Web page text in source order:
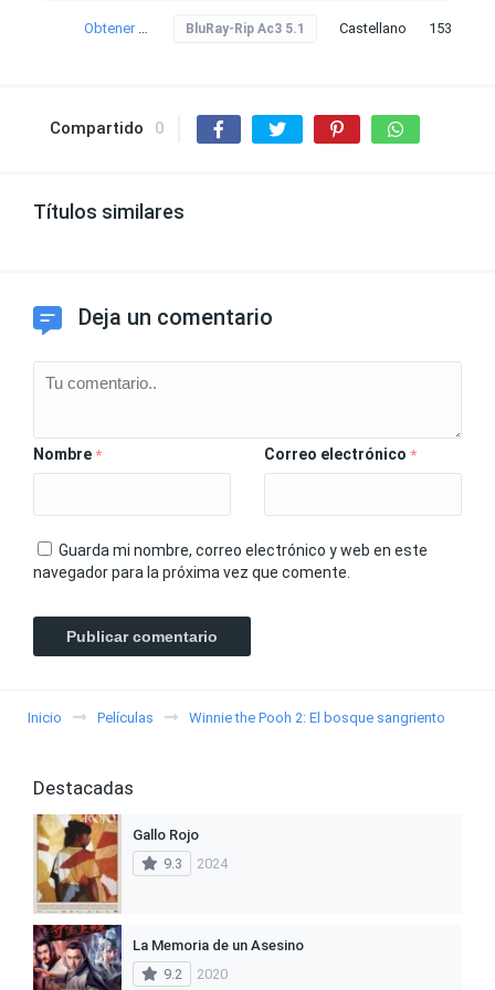
Obtener torrent BluRay-Rip Ac3 5.1 Castellano 153
Compartido 0
Títulos similares
Deja un comentario
Nombre * Correo electrónico *
Guarda mi nombre, correo electrónico y web en este
navegador para la próxima vez que comente.
Inicio Películas Winnie the Pooh 2: El bosque sangriento
Destacadas
Gallo Rojo
9.3
2024
La Memoria de un Asesino
9.2
2020